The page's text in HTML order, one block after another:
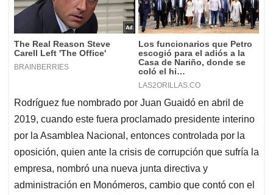
Rodríguez fue nombrado por Juan Guaidó en abril de
2019, cuando este fuera proclamado presidente interino
por la Asamblea Nacional, entonces controlada por la
oposición, quien ante la crisis de corrupción que sufría la
empresa, nombró una nueva junta directiva y
administración en Monómeros, cambio que contó con el